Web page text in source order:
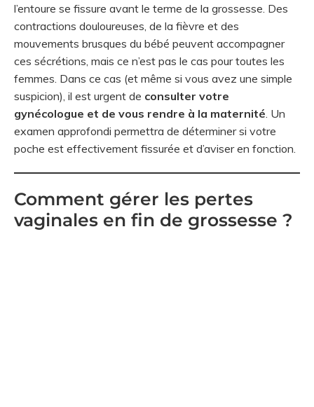
l’entoure se fissure avant le terme de la grossesse. Des
contractions douloureuses, de la fièvre et des
mouvements brusques du bébé peuvent accompagner
ces sécrétions, mais ce n’est pas le cas pour toutes les
femmes. Dans ce cas (et même si vous avez une simple
suspicion), il est urgent de consulter votre
gynécologue et de vous rendre à la maternité . Un
examen approfondi permettra de déterminer si votre
poche est effectivement fissurée et d’aviser en fonction.
Comment gérer les pertes
vaginales en fin de grossesse ?